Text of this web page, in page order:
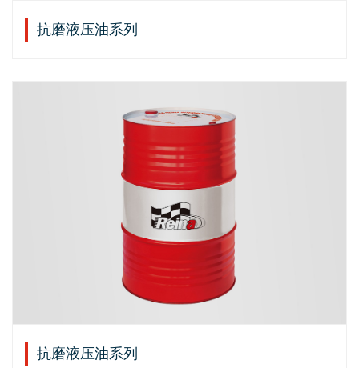
抗磨液压油系列
抗磨液压油系列